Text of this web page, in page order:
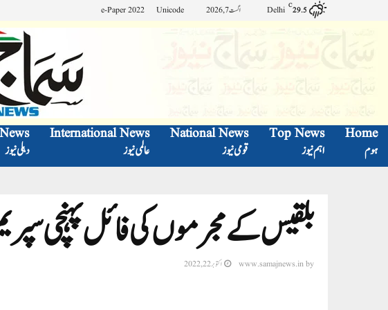
29.5
C
Delhi اگست 7, 2026 Unicode
e-Paper 2022
Home
ہوم
Top News
اہم نیوز
National News
قومی نیوز
International News
عالمی نیوز
دہلی نیوز
بلقیس کے مجرموں کی فائل پہنچی
by
www.samajnews.in اکتوبر 22, 2022